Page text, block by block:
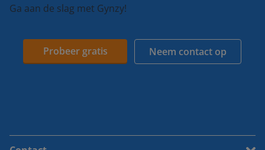
Ga aan de slag met Gynzy!
Probeer gratis Neem contact op